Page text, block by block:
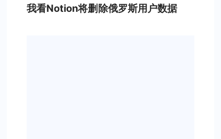
我看Notion将删除俄罗斯用户数据